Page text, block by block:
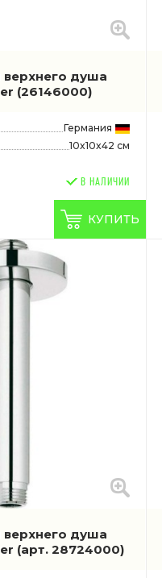
душа
(26146000)
Германия
10x10x42 см
В НАЛИЧИИ
КУПИТЬ
душа
(арт. 28724000)